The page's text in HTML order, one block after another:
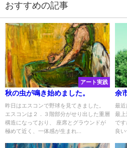
おすすめの記事
アート実践
秋の虫が鳴き始めました。
昨日はエスコンで野球を見てきました。
エスコンは２．３階部分がせり出した重層
構造になっており、 座席とグラウンドが
極めて近く、一体感が生まれ...
余
最近
最上
で
良